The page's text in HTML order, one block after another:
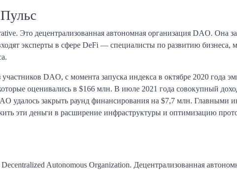
Это децентрализованная автономная организация DAO. Она
эксперты в сфере DeFi — специалисты по развитию бизнеса,
участников DAO, с момента запуска индекса в октябре 2020 года
оценивались в $166 млн. В июле 2021 года совокупный
удалось закрыть раунд финансирования на $7,7 млн. Главными
эти деньги в расширение инфраструктуры и оптимизацию
Autonomous Organization. Децентрализованная